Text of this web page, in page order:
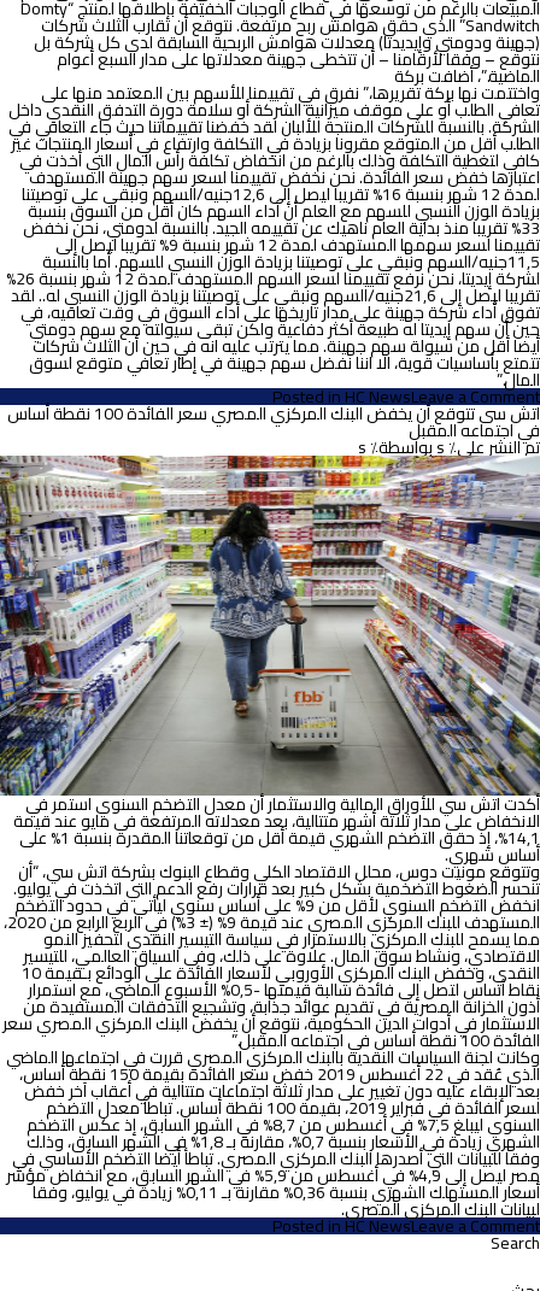
المبيعات بالرغم من توسعها في قطاع الوجبات الخفيفة بإطلاقها لمنتج “Domty
Sandwitch” الذي حقق هوامش ربح مرتفعة. نتوقع أن تقارب الثلاث شركات
(جهينة ودومتي وإيديدتا) معدلات هوامش الربحية السابقة لدى كل شركة بل
نتوقع – وفقا لأرقامنا – أن تتخطى جهينة معدلاتها على مدار السبع أعوام
الماضية.”، أضافت بركة
واختتمت نها بركة تقريرها،” نفرق في تقييمنا للأسهم بين المعتمد منها على
تعافي الطلب أو على موقف ميزانية الشركة أو سلامة دورة التدفق النقدي داخل
الشركة. بالنسبة للشركات المنتجة للألبان لقد خفضنا تقييماتنا حيث جاء التعافي في
الطلب أقل من المتوقع مقرونا بزيادة في التكلفة وارتفاع في أسعار المنتجات غير
كافي لتغطية التكلفة وذلك بالرغم من انخفاض تكلفة رأس المال التي أخذت في
اعتبارها خفض سعر الفائدة. نحن نخفض تقييمنا لسعر سهم جهينة المستهدف
لمدة 12 شهر بنسبة 16% تقريبا ليصل إلى 12,6جنيه/السهم ونبقي على توصيتنا
بزيادة الوزن النسبي للسهم مع العلم أن أداء السهم كان أقل من السوق بنسبة
33% تقريبا منذ بداية العام ناهيك عن تقييمه الجيد. بالنسبة لدومتي، نحن نخفض
تقييمنا لسعر سهمها المستهدف لمدة 12 شهر بنسبة 9% تقريبا ليصل إلى
11,5جنيه/السهم ونبقي على توصيتنا بزيادة الوزن النسبي للسهم. أما بالنسبة
لشركة إيديتا، نحن نرفع تقييمنا لسعر السهم المستهدف لمدة 12 شهر بنسبة 26%
تقريبا ليصل إلى 21,6جنيه/السهم ونبقي على توصيتنا بزيادة الوزن النسبي له.. لقد
تفوق أداء شركة جهينة على مدار تاريخها على أداء السوق في وقت تعافيه، في
حين أن سهم إيديتا له طبيعة أكثر دفاعية ولكن تبقى سيولته مع سهم دومتي
أيضا أقل من سيولة سهم جهينة. مما يترتب عليه انه في حين أن الثلاث شركات
تتمتع بأساسيات قوية، الا اننا نفضل سهم جهينة في إطار تعافي متوقع لسوق
المال.”
Posted inHC NewsLeave a Comment
on
قطاع
الأغذية
في
مصر:
عودة
معدلات
الطلب
بسبب
اعتدال
التضخم
اتش سى تتوقع أن يخفض البنك المركزي المصري سعر الفائدة 100 نقطة أساس
في اجتماعه المقبل
تم النشر على٪ s بواسطة٪ s
أكدت اتش سي للأوراق المالية والاستثمار أن معدل التضخم السنوي استمر في
الانخفاض على مدار ثلاثة أشهر متتالية، بعد معدلاته المرتفعة في مايو عند قيمة
14,1%، إذ حقق التضخم الشهري قيمة أقل من توقعاتنا المقدرة بنسبة 1% على
أساس شهري.
وتتوقع مونيت دوس، محلل الاقتصاد الكلي وقطاع البنوك بشركة اتش سي، “أن
تنحسر الضغوط التضخمية بشكل كبير بعد قرارات رفع الدعم التي اتخذت في يوليو.
انخفض التضخم السنوي لأقل من 9% على أساس سنوي ليأتي في حدود التضخم
المستهدف للبنك المركزي المصري عند قيمة 9% (± 3%) في الربع الرابع من 2020،
مما يسمح للبنك المركزي بالاستمرار في سياسة التيسير النقدي لتحفيز النمو
الاقتصادي، ونشاط سوق المال. علاوة على ذلك، وفي السياق العالمي، للتيسير
النقدي، وخفض البنك المركزي الأوروبي لأسعار الفائدة على الودائع بـقيمة 10
نقاط أساس لتصل إلى فائدة سالبة قيمتها -0,5% الأسبوع الماضي، مع استمرار
أذون الخزانة المصرية في تقديم عوائد جذابة، وتشجيع التدفقات المستفيدة من
الاستثمار في أدوات الدين الحكومية، نتوقع أن يخفض البنك المركزي المصري سعر
الفائدة 100 نقطة أساس في اجتماعه المقبل.”
وكانت لجنة السياسات النقدية بالبنك المركزي المصري قررت في اجتماعها الماضي
الذي عُقد في 22 أغسطس 2019 خفض سعر الفائدة بقيمة 150 نقطة أساس،
بعد الإبقاء عليه دون تغيير على مدار ثلاثة اجتماعات متتالية في أعقاب آخر خفض
لسعر الفائدة في فبراير 2019، بقيمة 100 نقطة أساس. تباطأ معدل التضخم
السنوي ليبلغ 7,5% في أغسطس من 8,7% في الشهر السابق، إذ عكس التضخم
الشهري زيادة في الأسعار بنسبة 0,7%، مقارنة بـ 1,8% في الشهر السابق، وذلك
وفقا للبيانات التي أصدرها البنك المركزي المصري. تباطأ أيضا التضخم الأساسي في
مصر ليصل إلى 4,9% في أغسطس من 5,9% في الشهر السابق، مع انخفاض مؤشر
أسعار المستهلك الشهري بنسبة 0,36% مقارنة بـ 0,11% زيادة في يوليو، وفقا
لبيانات البنك المركزي المصري.
Posted inHC NewsLeave a Comment
on
اتش Search
البحث